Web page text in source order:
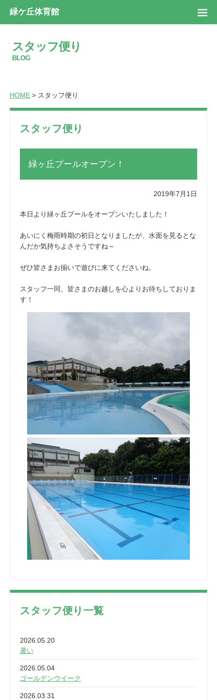
緑ケ丘体育館
スタッフ便り
BLOG
HOME > スタッフ便り
スタッフ便り
緑ヶ丘プールオープン！
2019年7月1日
本日より緑ヶ丘プールをオープンいたしました！
あいにく梅雨時期の初日となりましたが、水面を見るとな
んだか気持ちよさそうですね～
ぜひ皆さまお揃いで遊びに来てくださいね。
スタッフ一同、皆さまのお越しを心よりお待ちしておりま
す！
スタッフ便り一覧
2026.05.20
暑い
2026.05.04
ゴールデンウイーク
2026.03.31